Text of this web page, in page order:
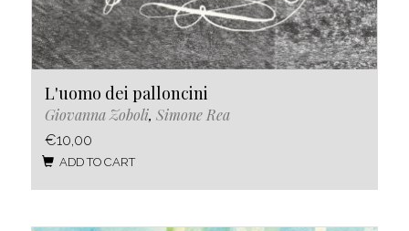
L'uomo dei palloncini
Giovanna Zoboli, Simone Rea
€10,00
ADD TO CART